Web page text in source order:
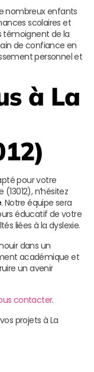
nombreux enfants
scolaires et
témoignent de la
de confiance en
personnel et
à La
pour votre
n’hésitez
. Notre équipe sera
éducatif de votre
liées à la dyslexie.
dans un
académique et
un avenir
contacter.
projets à La